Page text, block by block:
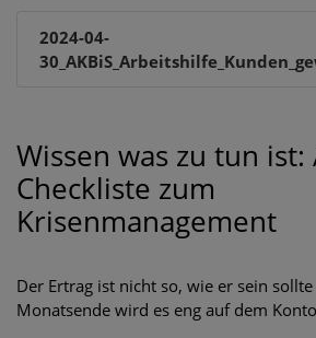
2024-04-
Wissen was zu tun ist:
Checkliste zum
Krisenmanagement
Der Ertrag ist nicht so, wie er sein
Monatsende wird es eng auf dem